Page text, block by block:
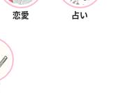
恋愛 占い